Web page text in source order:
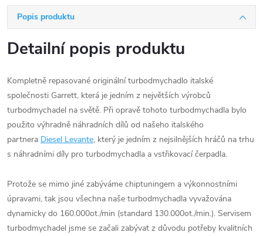
Popis produktu
Detailní popis produktu
Kompletně repasované originální turbodmychadlo italské
společnosti Garrett, která je jedním z největších výrobců
turbodmychadel na světě. Při opravě tohoto turbodmychadla bylo
použito výhradně náhradních dílů od našeho italského
partnera Diesel Levante, který je jedním z nejsilnějších hráčů na trhu
s náhradními díly pro turbodmychadla a vstřikovací čerpadla.
Protože se mimo jiné zabýváme chiptuningem a výkonnostními
úpravami, tak jsou všechna naše turbodmychadla vyvažována
dynamicky do 160.000ot./min (standard 130.000ot./min.). Servisem
turbodmychadel jsme se začali zabývat z důvodu potřeby kvalitních